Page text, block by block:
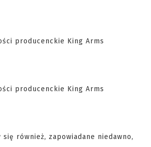
się również, zapowiadane niedawno,